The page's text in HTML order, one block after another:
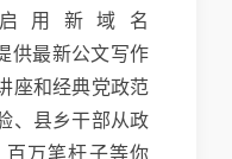
新域名
供最新公文写作
座和经典党政范
、县乡干部从政
万笔杆子等你